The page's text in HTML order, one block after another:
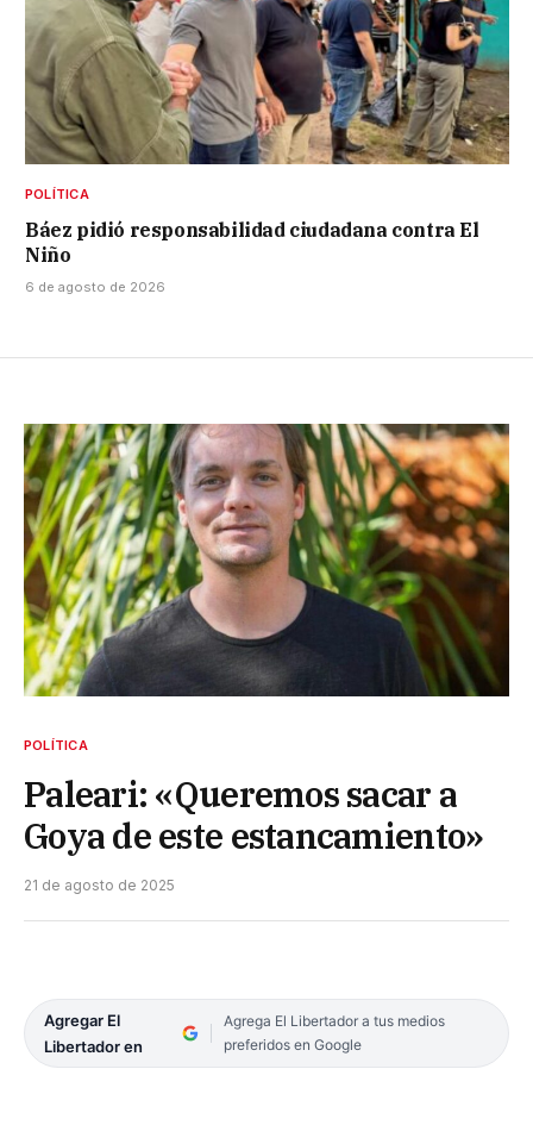
POLÍTICA
Báez pidió responsabilidad ciudadana contra El
Niño
6 de agosto de 2026
POLÍTICA
Paleari: «Queremos sacar a
Goya de este estancamiento»
21 de agosto de 2025
Agregar El
Libertador en
Agrega El Libertador a tus medios
preferidos en Google